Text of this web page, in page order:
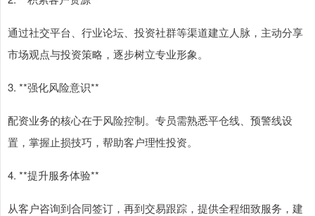
通过社交平台、行业论坛、投资社群等渠道建立人脉，主动分享
市场观点与投资策略，逐步树立专业形象。
3. **强化风险意识**
配资业务的核心在于风险控制。专员需熟悉平仓线、预警线设
置，掌握止损技巧，帮助客户理性投资。
4. **提升服务体验**
从客户咨询到合同签订，再到交易跟踪，提供全程细致服务，建